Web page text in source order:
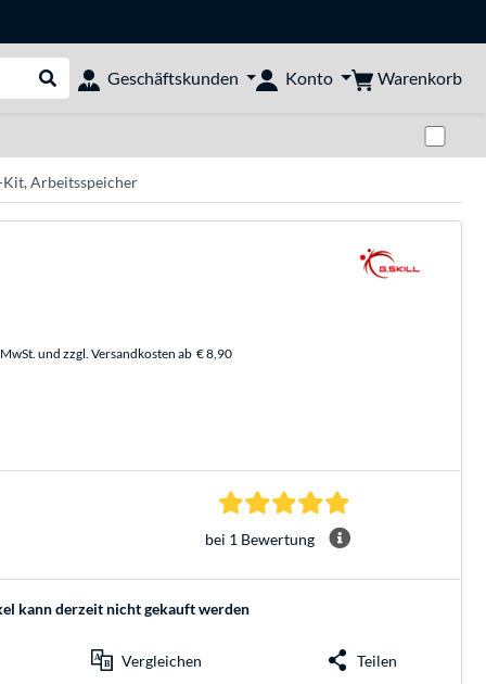
Suche durchführen
Geschäftskunden Konto Warenkorb
Kit, Arbeitsspeicher
und zzgl. Versandkosten ab € 8,90
5.0 Sterne bei 1
bei 1 Bewertung
kann derzeit nicht gekauft werden
Vergleichen Teilen